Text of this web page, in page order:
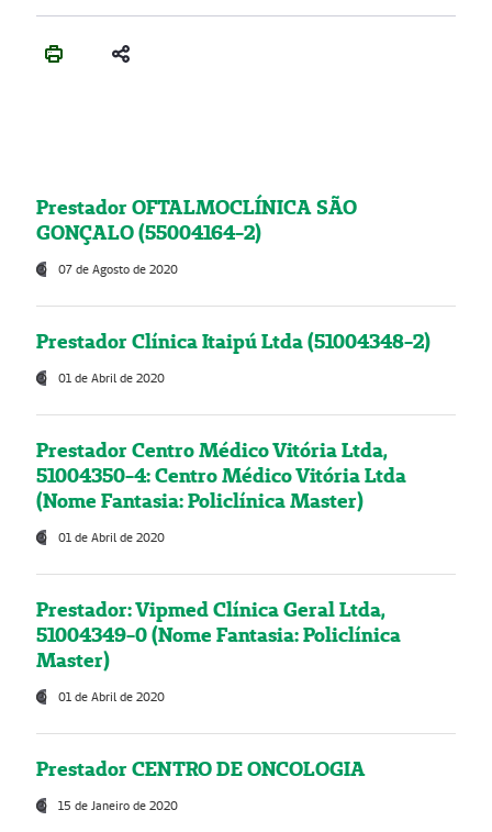
Prestador OFTALMOCLÍNICA SÃO
GONÇALO (55004164-2)
07 de Agosto de 2020
Prestador Clínica Itaipú Ltda (51004348-2)
01 de Abril de 2020
Prestador Centro Médico Vitória Ltda,
51004350-4: Centro Médico Vitória Ltda
(Nome Fantasia: Policlínica Master)
01 de Abril de 2020
Prestador: Vipmed Clínica Geral Ltda,
51004349-0 (Nome Fantasia: Policlínica
Master)
01 de Abril de 2020
Prestador CENTRO DE ONCOLOGIA
15 de Janeiro de 2020